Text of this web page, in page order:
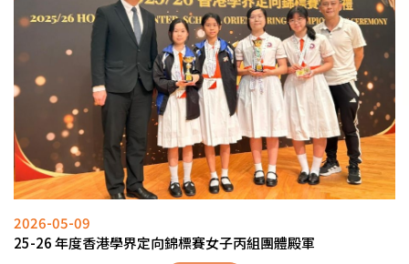
2026-05-09
25-26 年度香港學界定向錦標賽女子丙組團體殿軍